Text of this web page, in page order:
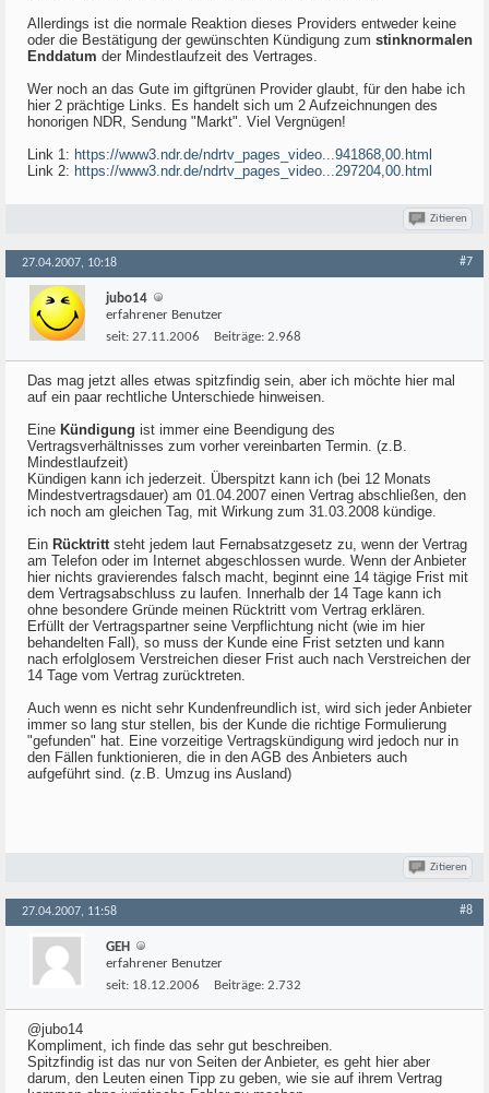
Allerdings ist die normale Reaktion dieses Providers entweder keine
oder die Bestätigung der gewünschten Kündigung zum stinknormalen
Enddatum der Mindestlaufzeit des Vertrages.
Wer noch an das Gute im giftgrünen Provider glaubt, für den habe ich
hier 2 prächtige Links. Es handelt sich um 2 Aufzeichnungen des
honorigen NDR, Sendung "Markt". Viel Vergnügen!
Link 1: https://www3.ndr.de/ndrtv_pages_video...941868,00.html
Link 2: https://www3.ndr.de/ndrtv_pages_video...297204,00.html
Zitieren
27.04.2007, 10:18 #7
jubo14
erfahrener Benutzer
seit: 27.11.2006 Beiträge: 2.968
Das mag jetzt alles etwas spitzfindig sein, aber ich möchte hier mal
auf ein paar rechtliche Unterschiede hinweisen.
Eine Kündigung ist immer eine Beendigung des
Vertragsverhältnisses zum vorher vereinbarten Termin. (z.B.
Mindestlaufzeit)
Kündigen kann ich jederzeit. Überspitzt kann ich (bei 12 Monats
Mindestvertragsdauer) am 01.04.2007 einen Vertrag abschließen, den
ich noch am gleichen Tag, mit Wirkung zum 31.03.2008 kündige.
Ein Rücktrittsteht jedem laut Fernabsatzgesetz zu, wenn der Vertrag
am Telefon oder im Internet abgeschlossen wurde. Wenn der Anbieter
hier nichts gravierendes falsch macht, beginnt eine 14 tägige Frist mit
dem Vertragsabschluss zu laufen. Innerhalb der 14 Tage kann ich
ohne besondere Gründe meinen Rücktritt vom Vertrag erklären.
Erfüllt der Vertragspartner seine Verpflichtung nicht (wie im hier
behandelten Fall), so muss der Kunde eine Frist setzten und kann
nach erfolglosem Verstreichen dieser Frist auch nach Verstreichen der
14 Tage vom Vertrag zurücktreten.
Auch wenn es nicht sehr Kundenfreundlich ist, wird sich jeder Anbieter
immer so lang stur stellen, bis der Kunde die richtige Formulierung
"gefunden" hat. Eine vorzeitige Vertragskündigung wird jedoch nur in
den Fällen funktionieren, die in den AGB des Anbieters auch
aufgeführt sind. (z.B. Umzug ins Ausland)
Zitieren
27.04.2007, 11:58 #8
GEH
erfahrener Benutzer
seit: 18.12.2006 Beiträge: 2.732
@jubo14
Kompliment, ich finde das sehr gut beschreiben.
Spitzfindig ist das nur von Seiten der Anbieter, es geht hier aber
darum, den Leuten einen Tipp zu geben, wie sie auf ihrem Vertrag